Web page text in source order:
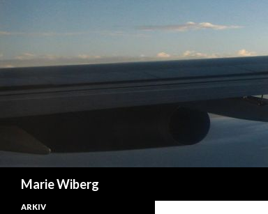
Marie Wiberg
ARKIV